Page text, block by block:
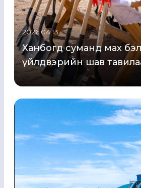
2026.04.13
Ханбогд суманд мах
үйлдвэрийн шав